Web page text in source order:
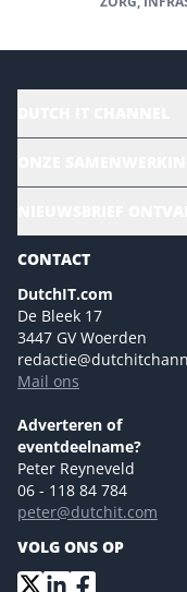
Magazines
Marketingmogelijkheden
Eventmogelijkheden 2026
Advertising opportunities
Event opportunities 2026
NL Digital
Versturen
CONTACT
DutchIT.com
De Bleek 17
3447 GV Woerden
Mail ons
Adverteren of
eventdeelname?
Peter Reyneveld
06 - 118 84 784
peter@dutchit.com
VOLG ONS OP